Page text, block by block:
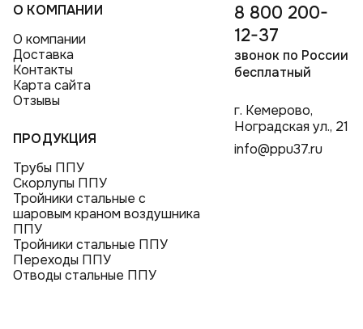
О КОМПАНИИ
О компании
Доставка
Контакты
Карта сайта
Отзывы
ПРОДУКЦИЯ
Трубы ППУ
Скорлупы ППУ
Тройники стальные с
шаровым краном воздушника
ППУ
Тройники стальные ППУ
Переходы ППУ
Отводы стальные ППУ
8 800 200-
12-37
звонок по России
бесплатный
г. Кемерово,
Ноградская ул., 21
info@ppu37.ru